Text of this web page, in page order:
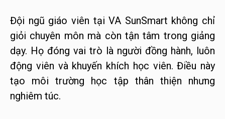
Đội ngũ giáo viên tại VA SunSmart không chỉ
giỏi chuyên môn mà còn tận tâm trong giảng
dạy. Họ đóng vai trò là người đồng hành, luôn
động viên và khuyến khích học viên. Điều này
tạo môi trường học tập thân thiện nhưng
nghiêm túc.